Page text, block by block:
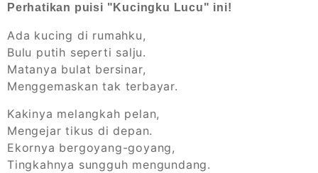
Perhatikan puisi "Kucingku Lucu" ini!
Ada kucing di rumahku,
Bulu putih seperti salju.
Matanya bulat bersinar,
Menggemaskan tak terbayar.
Kakinya melangkah pelan,
Mengejar tikus di depan.
Ekornya bergoyang-goyang,
Tingkahnya sungguh mengundang.